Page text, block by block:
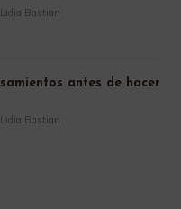
Lidia Bastian
antes de hacer
Lidia Bastian